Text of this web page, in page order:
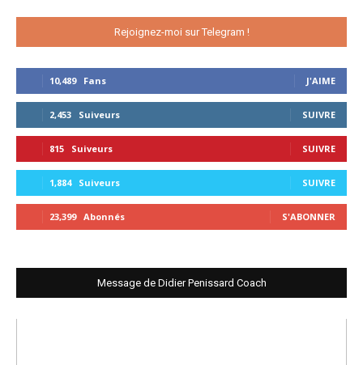
Rejoignez-moi sur Telegram !
10,489 Fans J'AIME
2,453 Suiveurs SUIVRE
815 Suiveurs SUIVRE
1,884 Suiveurs SUIVRE
23,399 Abonnés S'ABONNER
Message de Didier Penissard Coach